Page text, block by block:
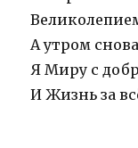
А утром
Я Миру с
И Жизнь за